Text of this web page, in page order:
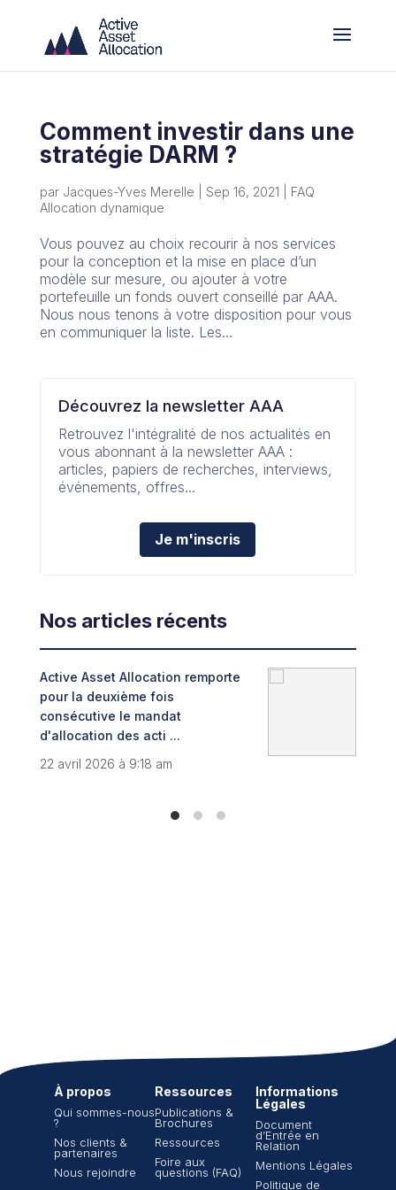
Comment investir dans une
stratégie DARM ?
par Jacques-Yves Merelle Sep 16, 2021
FAQ
Allocation dynamique
Vous pouvez au choix recourir à nos services
pour la conception et la mise en place d’un
modèle sur mesure, ou ajouter à votre
portefeuille un fonds ouvert conseillé par AAA.
Nous nous tenons à votre disposition pour vous
en communiquer la liste. Les...
Découvrez la newsletter AAA
Retrouvez l'intégralité de nos actualités en
vous abonnant à la newsletter AAA :
articles, papiers de recherches, interviews,
événements, offres...
Je m'inscris
Nos articles récents
Active Asset Allocation remporte
pour la deuxième fois
consécutive le mandat
d'allocation des acti ...
22 avril 2026 à 9:18 am
À propos
Qui sommes-nous
?
Nos clients &
partenaires
Nous rejoindre
Ressources
Publications &
Brochures
Ressources
Foire aux
questions (FAQ)
Informations
Légales
Document
d’Entrée en
Relation
Mentions Légales
Politique de